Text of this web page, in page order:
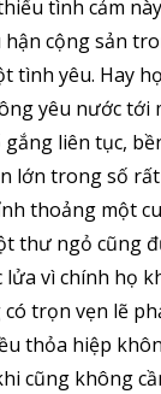
tình cảm
cộng sản
tình yêu. Hay
yêu nước tới
liên tục,
lớn trong số
thoảng một
thư ngỏ cũng
vì chính họ
trọn vẹn lẽ
thỏa hiệp
cũng không